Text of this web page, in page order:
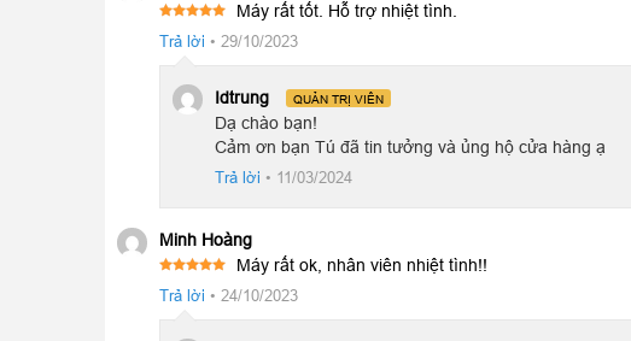
hạng5 5
Máy rất tốt. Hỗ trợ nhiệt tình.
Trả lời • 29/10/2023
Idtrung QUẢN TRỊ VIÊN
Dạ chào bạn!
Cảm ơn bạn Tú đã tin tưởng và ủng hộ cửa hàng ạ
Trả lời • 11/03/2024
Minh Hoàng
hạng5 5
Máy rất ok, nhân viên nhiệt tình!!
Trả lời • 24/10/2023